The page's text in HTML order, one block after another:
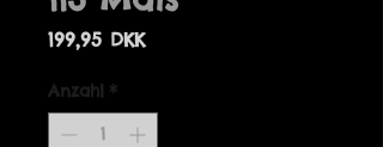
199,95 DKKPreis
Anzahl *